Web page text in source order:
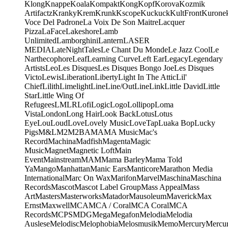
KlongKnappeKoalaKompaktKongKopfKorovaKozmik
ArtifactzKrankyKremKrunkKscopeKuckuckKultFront
Voce Del PadroneLa Voix De Son MaitreLacquer
PizzaLaFaceLakeshoreLamb
UnlimitedLamborghiniLanternLASER
MEDIALateNightTalesLe Chant Du MondeLe Jazz CoolLe
NarthecophoreLeafLearning CurveLeft EarLegacyLegendary
ArtistsLeoLes DisquesLes Disques Bongo JoeLes Disques
VictoLewisLiberationLibertyLight In The AtticLil'
ChiefLilithLimelightLineLine/OutLineLinkLittle DavidLittle
StarLittle Wing Of
RefugeesLMLRLofiLogicLogoLollipopLoma
VistaLondonLong HairLook BackLotusLotus
EyeLouLoudLoveLovely MusicLoveTapLuaka BopLucky
PigsM&LM2M2BAMAMA MusicMac's
RecordMachinaMadfishMagentaMagic
MusicMagnetMagnetic LoftMain
EventMainstreamMAMMama BarleyMama Told
YaMangoManhattanManic EarsManticoreMarathon Media
InternationalMarc On WaxMarifonMarvelMaschinaMaschina
RecordsMascotMascot Label GroupMass AppealMass
ArtMastersMasterworksMatadorMausoleumMaverickMax
ErnstMaxwellMCAMCA / CoralMCA CoralMCA
RecordsMCPSMDGMegaMegafonMelodiaMelodia
AusleseMelodiscMelophobiaMelosmusikMemoMercury